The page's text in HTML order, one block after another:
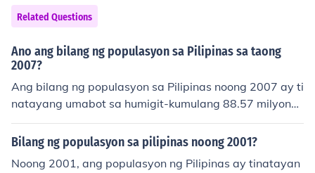
Related Questions
Ano ang bilang ng populasyon sa Pilipinas sa taong
2007?
Ang bilang ng populasyon sa Pilipinas noong 2007 ay ti
natayang umabot sa humigit-kumulang 88.57 milyong
tao, batay sa datos mula sa 2007 Census of Populatio
n. Ang pagtaas ng populasyon ay patuloy na naging is
Bilang ng populasyon sa pilipinas noong 2001?
Noong 2001, ang populasyon ng Pilipinas ay tinatayan